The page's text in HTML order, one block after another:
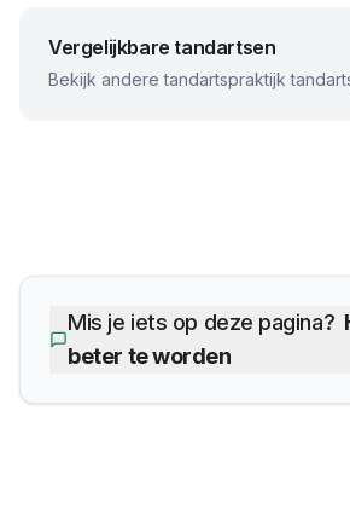
Vergelijkbare tandartsen
Bekijk anderetandartspraktijk
Mis je iets op deze pagina?
beter te worden